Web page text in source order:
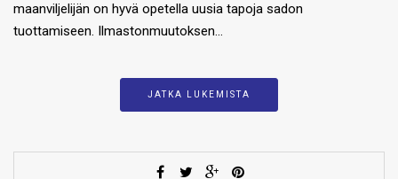
maanviljelijän on hyvä opetella uusia tapoja sadon
tuottamiseen. Ilmastonmuutoksen…
JATKA LUKEMISTA